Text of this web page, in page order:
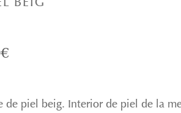
de piel beig. Interior de piel de la